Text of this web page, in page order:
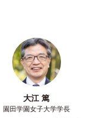
大江 篤
園田学園女子大学学長